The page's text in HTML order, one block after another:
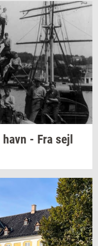
havn - Fra sejl